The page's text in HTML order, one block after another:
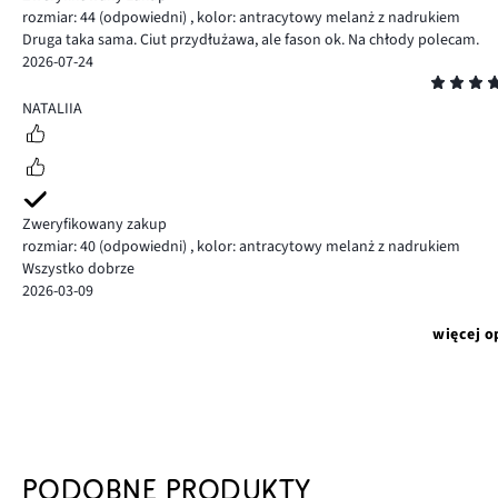
rozmiar: 44 (odpowiedni) , kolor: antracytowy melanż z nadrukiem
Druga taka sama. Ciut przydłużawa, ale fason ok. Na chłody polecam.
2026-07-24
5
NATALIIA
Zweryfikowany zakup
rozmiar: 40 (odpowiedni) , kolor: antracytowy melanż z nadrukiem
Wszystko dobrze
2026-03-09
więcej
PODOBNE PRODUKTY